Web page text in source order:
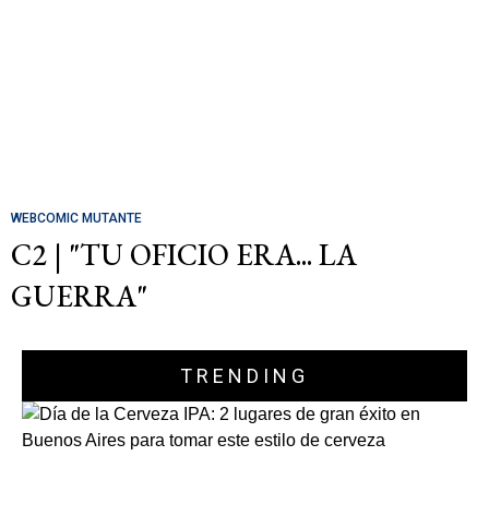
WEBCOMIC MUTANTE
C2 | "TU OFICIO ERA... LA
GUERRA"
TRENDING